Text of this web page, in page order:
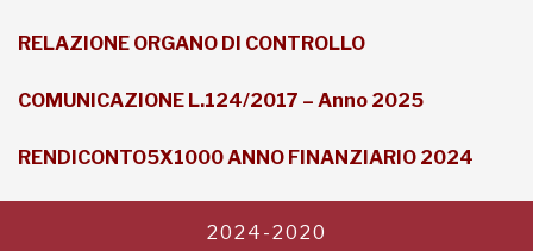
RELAZIONE ORGANO DI CONTROLLO
COMUNICAZIONE L.124/2017 – Anno 2025
RENDICONTO5X1000 ANNO FINANZIARIO 2024
2024-2020